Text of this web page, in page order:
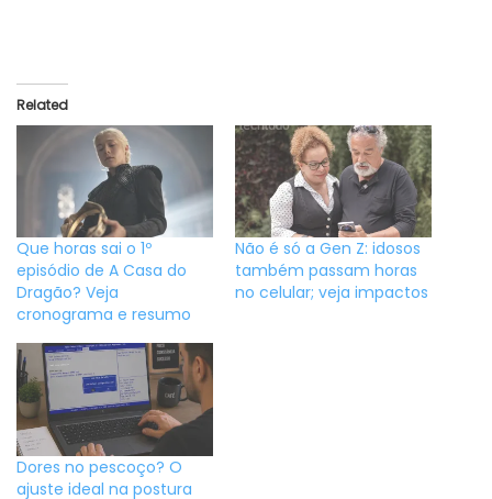
Related
Que horas sai o 1º
episódio de A Casa do
Dragão? Veja
cronograma e resumo
Não é só a Gen Z: idosos
também passam horas
no celular; veja impactos
Dores no pescoço? O
ajuste ideal na postura